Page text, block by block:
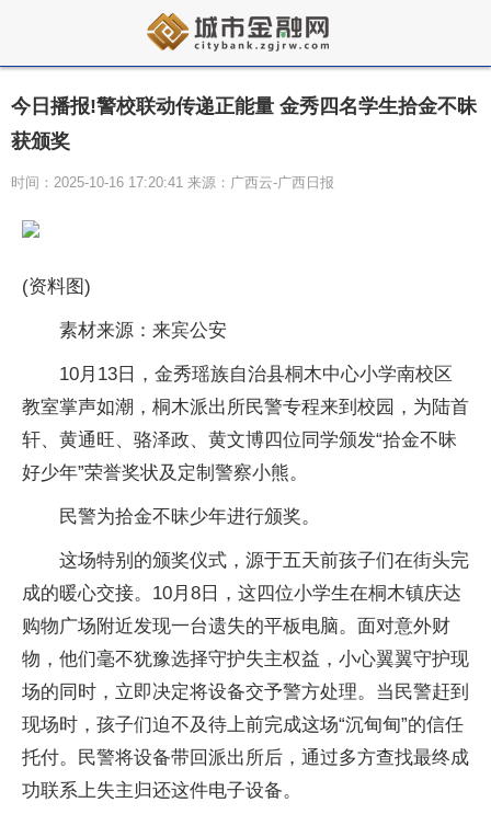
今日播报!警校联动传递正能量 金秀四名学生拾金不昧
获颁奖
时间：2025-10-16 17:20:41 来源：广西云-广西日报
(资料图)
素材来源：来宾公安
10月13日，金秀瑶族自治县桐木中心小学南校区
教室掌声如潮，桐木派出所民警专程来到校园，为陆首
轩、黄通旺、骆泽政、黄文博四位同学颁发“拾金不昧
好少年”荣誉奖状及定制警察小熊。
民警为拾金不昧少年进行颁奖。
这场特别的颁奖仪式，源于五天前孩子们在街头完
成的暖心交接。10月8日，这四位小学生在桐木镇庆达
购物广场附近发现一台遗失的平板电脑。面对意外财
物，他们毫不犹豫选择守护失主权益，小心翼翼守护现
场的同时，立即决定将设备交予警方处理。当民警赶到
现场时，孩子们迫不及待上前完成这场“沉甸甸”的信任
托付。民警将设备带回派出所后，通过多方查找最终成
功联系上失主归还这件电子设备。